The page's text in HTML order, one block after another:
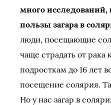
много исследований,
пользы загара в
люди, посещающие
чаще страдать от
подросткам до 16 лет
посещение солярия.
Но у нас загар в